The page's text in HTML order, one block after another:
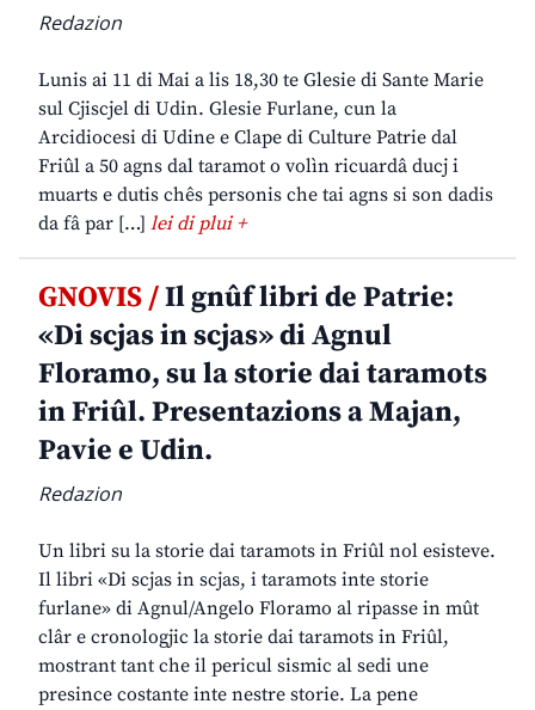
Redazion
Lunis ai 11 di Mai a lis 18,30 te Glesie di Sante Marie
sul Cjiscjel di Udin. Glesie Furlane, cun la
Arcidiocesi di Udine e Clape di Culture Patrie dal
Friûl a 50 agns dal taramot o volìn ricuardâ ducj i
muarts e dutis chês personis che tai agns si son dadis
da fâ par […] lei di plui +
GNOVIS /Il gnûf libri de Patrie:
«Di scjas in scjas» di Agnul
Floramo, su la storie dai taramots
in Friûl. Presentazions a Majan,
Pavie e Udin.
Redazion
Un libri su la storie dai taramots in Friûl nol esisteve.
Il libri «Di scjas in scjas, i taramots inte storie
furlane» di Agnul/Angelo Floramo al ripasse in mût
clâr e cronologjic la storie dai taramots in Friûl,
mostrant tant che il pericul sismic al sedi une
presince costante inte nestre storie. La pene